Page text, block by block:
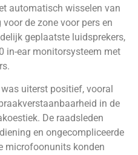
automatisch wisselen van
de zone voor pers en
geplaatste luidsprekers,
in-ear monitorsysteem met
uiterst positief, vooral
in de
De raadsleden
en ongecompliceerde
microfoonunits konden